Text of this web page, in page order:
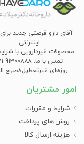
آقای دارو فرصتی جدید
اینترنتی
محصولات غیردارویی با
تماس با ما: 91300888-021
روزهای غیرتعطیل8صبح الی21
امور مشتریان
شرایط و مقررات
روش های پرداخت
هزینه ارسال کالا